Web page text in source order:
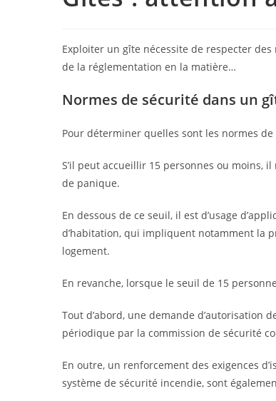
Exploiter un gîte nécessite de respecter
de la réglementation en la matière…
Normes de sécurité dans un
Pour déterminer quelles sont les normes
S’il peut accueillir 15 personnes ou moins,
de panique.
En dessous de ce seuil, il est d’usage
d’habitation, qui impliquent notamment la
logement.
En revanche, lorsque le seuil de 15
Tout d’abord, une demande d’autorisation
périodique par la commission de sécurité
En outre, un renforcement des exigences
système de sécurité incendie, sont